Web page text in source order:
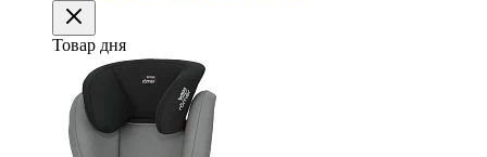
Товар дня